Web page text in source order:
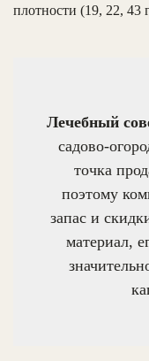
плотности (19, 22, 43
Лечебный
садово-
точка
поэтому
запас и
материал,